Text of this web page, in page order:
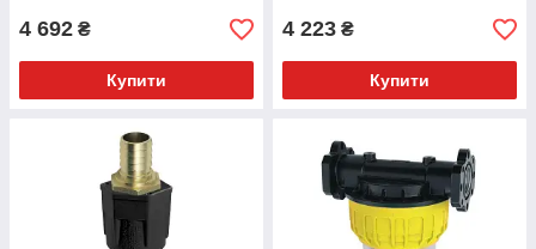
4 692 ₴
Купити
4 223 ₴
Купити